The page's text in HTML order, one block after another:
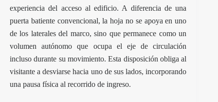
experiencia del acceso al edificio. A diferencia de una
puerta batiente convencional, la hoja no se apoya en uno
de los laterales del marco, sino que permanece como un
volumen autónomo que ocupa el eje de circulación
incluso durante su movimiento. Esta disposición obliga al
visitante a desviarse hacia uno de sus lados, incorporando
una pausa física al recorrido de ingreso.